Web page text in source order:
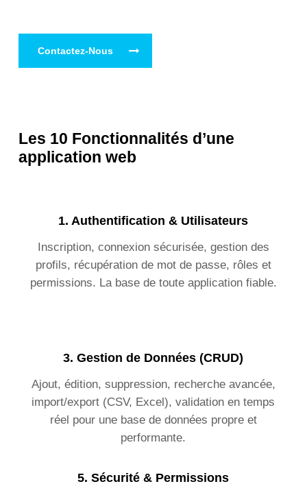
Contactez-Nous
Les 10 Fonctionnalités d’une
application web
1.Authentification & Utilisateurs
Inscription, connexion sécurisée, gestion des
profils, récupération de mot de passe, rôles et
permissions. La base de toute application fiable.
3.Gestion de Données (CRUD)
Ajout, édition, suppression, recherche avancée,
import/export (CSV, Excel), validation en temps
réel pour une base de données propre et
performante.
5.Sécurité & Permissions